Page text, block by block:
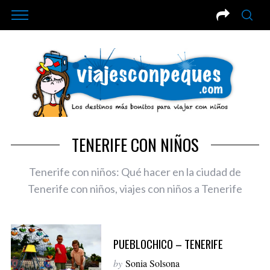
TENERIFE CON NIÑOS
Tenerife con niños: Qué hacer en la ciudad de
Tenerife con niños, viajes con niños a Tenerife
PUEBLOCHICO – TENERIFE
by Sonia Solsona